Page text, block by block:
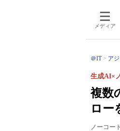
メディア
＠IT ア
複数
ロー
生成AI×
ノーコー